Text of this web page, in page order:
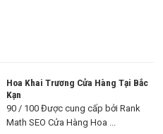
Hoa Khai Trương Cửa Hàng Tại Bắc
Kạn
90 / 100 Được cung cấp bởi Rank
Math SEO Cửa Hàng Hoa ...